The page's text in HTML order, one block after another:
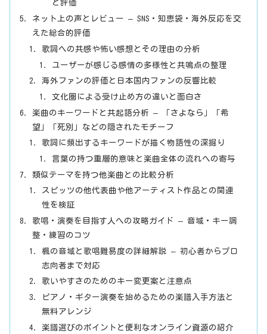
と評価
ネット上の声とレビュー – SNS・知恵袋・海外反応を交
えた総合的評価
歌詞への共感や怖い感想とその理由の分析
ユーザーが感じる感情の多様性と共鳴点の整理
海外ファンの評価と日本国内ファンの反響比較
文化圏による受け止め方の違いと面白さ
楽曲のキーワードと共起語分析 – 「さよなら」「希
望」「死別」などの隠されたモチーフ
歌詞に頻出するキーワードが描く物語性の深掘り
言葉の持つ重層的意味と楽曲全体の流れへの寄与
類似テーマを持つ他楽曲との比較分析
スピッツの他代表曲や他アーティスト作品との関連
性を検証
歌唱・演奏を目指す人への攻略ガイド – 音域・キー調
整・練習のコツ
楓の音域と歌唱難易度の詳細解説 – 初心者からプロ
志向者まで対応
歌いやすさのためのキー変更案と注意点
ピアノ・ギター演奏を始めるための楽譜入手方法と
無料アレンジ
楽譜選びのポイントと便利なオンライン資源の紹介